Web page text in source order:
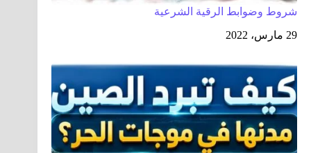
شروط وضوابط الرقية الشرعية
29 مارس، 2022